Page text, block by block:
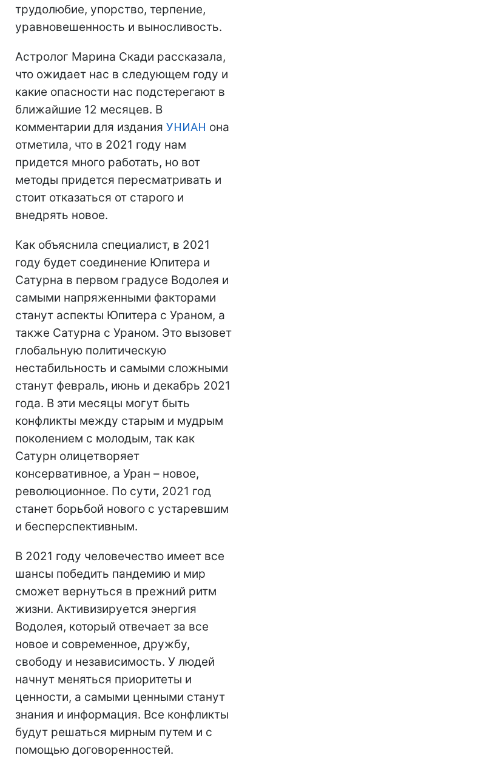
трудолюбие, упорство, терпение,
уравновешенность и выносливость.
Астролог Марина Скади рассказала,
что ожидает нас в следующем году и
какие опасности нас подстерегают в
ближайшие 12 месяцев. В
комментарии для издания УНИАН она
отметила, что в 2021 году нам
придется много работать, но вот
методы придется пересматривать и
стоит отказаться от старого и
внедрять новое.
Как объяснила специалист, в 2021
году будет соединение Юпитера и
Сатурна в первом градусе Водолея и
самыми напряженными факторами
станут аспекты Юпитера с Ураном, а
также Сатурна с Ураном. Это вызовет
глобальную политическую
нестабильность и самыми сложными
станут февраль, июнь и декабрь 2021
года. В эти месяцы могут быть
конфликты между старым и мудрым
поколением с молодым, так как
Сатурн олицетворяет
консервативное, а Уран – новое,
революционное. По сути, 2021 год
станет борьбой нового с устаревшим
и бесперспективным.
В 2021 году человечество имеет все
шансы победить пандемию и мир
сможет вернуться в прежний ритм
жизни. Активизируется энергия
Водолея, который отвечает за все
новое и современное, дружбу,
свободу и независимость. У людей
начнут меняться приоритеты и
ценности, а самыми ценными станут
знания и информация. Все конфликты
будут решаться мирным путем и с
помощью договоренностей.